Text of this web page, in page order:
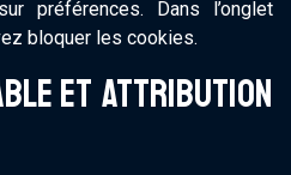
préférences. Dans l’onglet
bloquer les cookies.
ET ATTRIBUTION